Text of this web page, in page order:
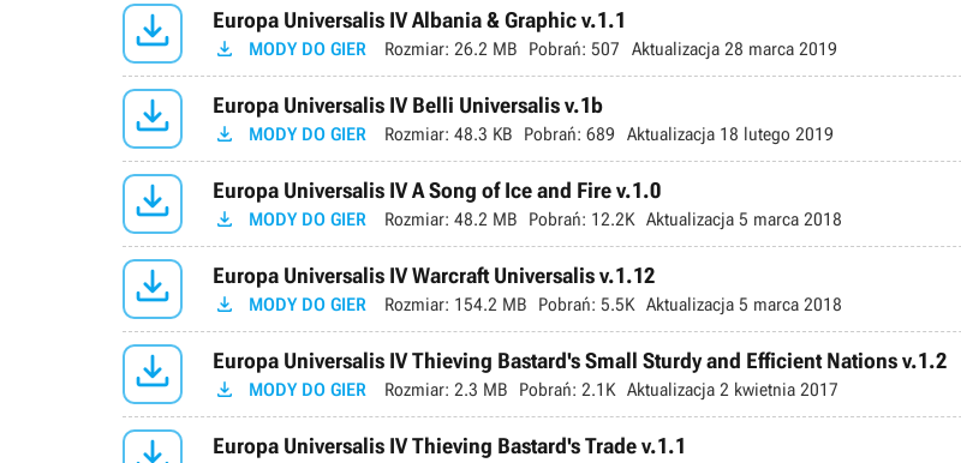
 Europa Universalis IV Albania & Graphic v.1.1
 MODY DO GIER Rozmiar: 26.2 MB Pobrań: 507 Aktualizacja 28 marca 2019
 Europa Universalis IV Belli Universalis v.1b
 MODY DO GIER Rozmiar: 48.3 KB Pobrań: 689 Aktualizacja 18 lutego 2019
 Europa Universalis IV A Song of Ice and Fire v.1.0
 MODY DO GIER Rozmiar: 48.2 MB Pobrań: 12.2K Aktualizacja 5 marca 2018
 Europa Universalis IV Warcraft Universalis v.1.12
 MODY DO GIER Rozmiar: 154.2 MB Pobrań: 5.5K Aktualizacja 5 marca 2018
 Europa Universalis IV Thieving Bastard's Small Sturdy and Efficient Nations v.1.2
 MODY DO GIER Rozmiar: 2.3 MB Pobrań: 2.1K Aktualizacja 2 kwietnia 2017
Europa Universalis IV Thieving Bastard's Trade v.1.1